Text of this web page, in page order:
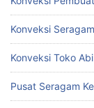
Konveksi
Konveksi Toko Abi
Pusat Seragam